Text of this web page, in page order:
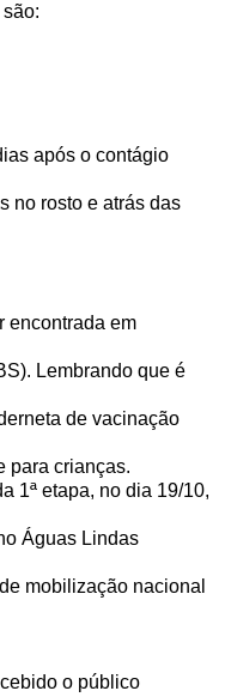
após o contágio
no rosto e atrás das
encontrada em
Lembrando que é
de vacinação
para crianças.
1ª etapa, no dia 19/10,
Águas Lindas
mobilização nacional
o público